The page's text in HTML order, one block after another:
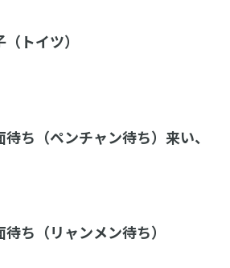
トイツ）
待ち（ペンチャン待ち）来い、
待ち（リャンメン待ち）